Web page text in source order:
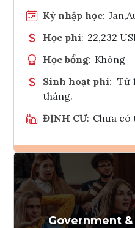
Kỳ nhập học:
Học phí: 22,232
Học bổng: Không
Sinh hoạt phí: Từ
tháng.
ĐỊNH CƯ: Chưa
Government